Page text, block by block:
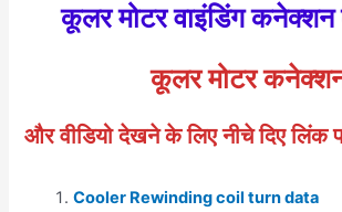
कूलर मोटर वाइंडिंगकनेक्शन
कूलर मोटर
और वीडियो देखने के लिए नीचे दिए लिंक
Cooler Rewinding coil turn data